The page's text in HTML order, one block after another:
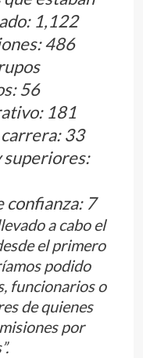
1,122
486
56
181
33
superiores:
confianza: 7
a cabo el
el primero
podido
funcionarios o
de quienes
por